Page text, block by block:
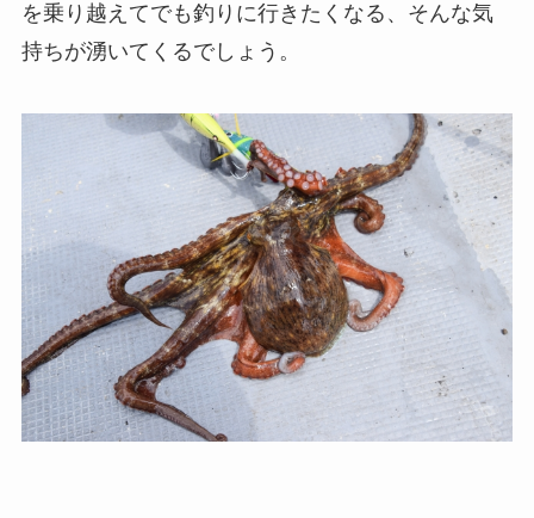
を乗り越えてでも釣りに行きたくなる、そんな気
持ちが湧いてくるでしょう。